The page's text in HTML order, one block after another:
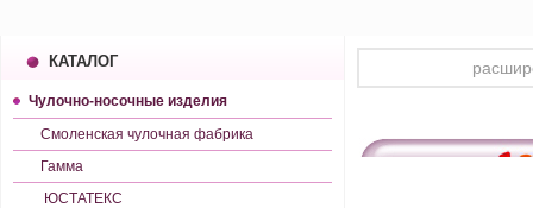
КАТАЛОГ
Чулочно-носочные изделия
Смоленская чулочная фабрика
Гамма
ЮСТАТЕКС